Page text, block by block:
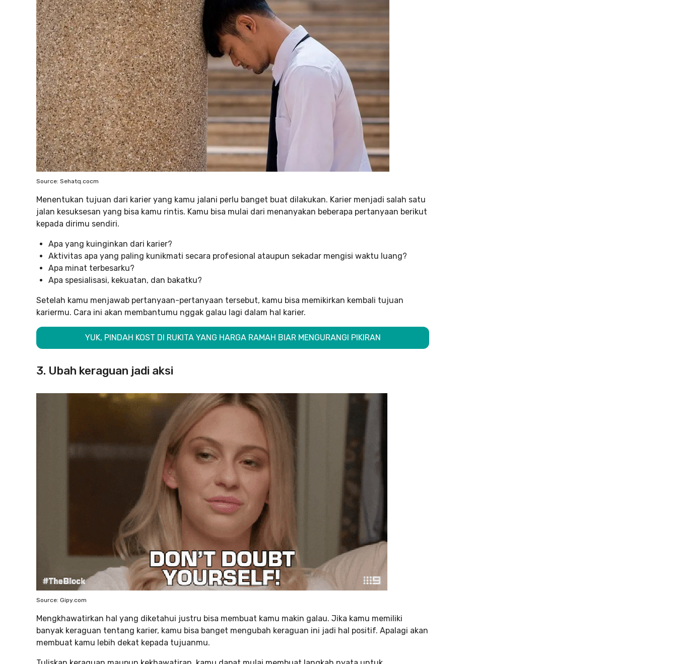
Source: Sehatq.cocm
Menentukan tujuan dari karier yang kamu jalani perlu banget buat dilakukan. Karier menjadi salah satu
jalan kesuksesan yang bisa kamu rintis. Kamu bisa mulai dari menanyakan beberapa pertanyaan berikut
kepada dirimu sendiri.
Apa yang kuinginkan dari karier?
Aktivitas apa yang paling kunikmati secara profesional ataupun sekadar mengisi waktu luang?
Apa minat terbesarku?
Apa spesialisasi, kekuatan, dan bakatku?
Setelah kamu menjawab pertanyaan-pertanyaan tersebut, kamu bisa memikirkan kembali tujuan
kariermu. Cara ini akan membantumu nggak galau lagi dalam hal karier.
YUK, PINDAH KOST DI RUKITA YANG HARGA RAMAH BIAR MENGURANGI PIKIRAN
3. Ubah keraguan jadi aksi
Source: Gipy.com
Mengkhawatirkan hal yang diketahui justru bisa membuat kamu makin galau. Jika kamu memiliki
banyak keraguan tentang karier, kamu bisa banget mengubah keraguan ini jadi hal positif. Apalagi akan
membuat kamu lebih dekat kepada tujuanmu.